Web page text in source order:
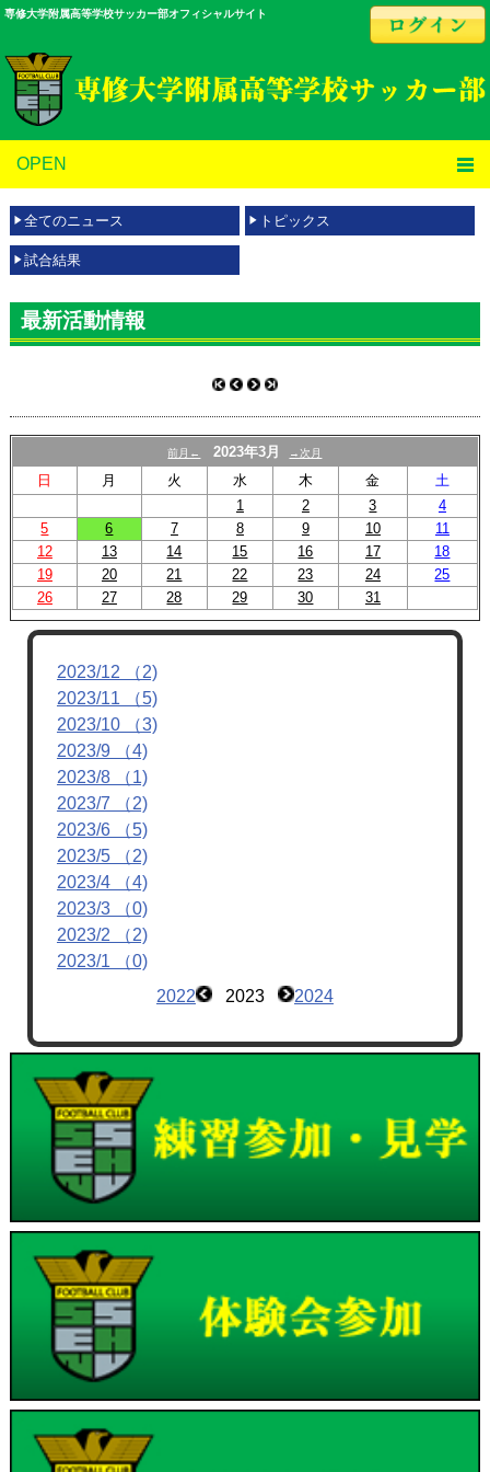
専修大学附属高等学校サッカー部オフィシャルサイト
OPEN
全てのニュース トピックス
試合結果
最新活動情報
前月← 2023年3月 →次月
日 月 火 水 木 金
土
1
2 3
4
5
6 7 8 9 10
11
12
13 14 15 16 17
18
19
20 21 22 23 24
25
26
27 28 29 30 31
2023/12 （2)
2023/11 （5)
2023/10 （3)
2023/9 （4)
2023/8 （1)
2023/7 （2)
2023/6 （5)
2023/5 （2)
2023/4 （4)
2023/3 （0)
2023/2 （2)
2023/1 （0)
2022
2023 2024